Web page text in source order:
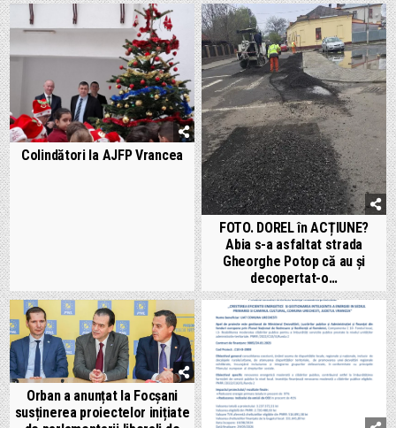
Colindători la AJFP Vrancea
FOTO. DOREL în ACȚIUNE?
Abia s-a asfaltat strada
Gheorghe Potop că au și
decopertat-o…
Orban a anunțat la Focșani
susținerea proiectelor inițiate